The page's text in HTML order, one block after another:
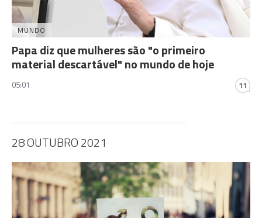
MUNDO
Papa diz que mulheres são "o primeiro
material descartável" no mundo de hoje
05:01 11
28 OUTUBRO 2021